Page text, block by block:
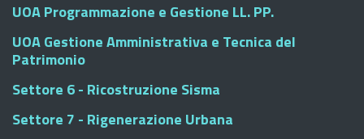
UOA Programmazione e Gestione LL. PP.
UOA Gestione Amministrativa e Tecnica del
Patrimonio
Settore 6 - Ricostruzione Sisma
Settore 7 - Rigenerazione Urbana